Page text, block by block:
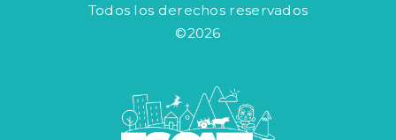
Todos los derechos reservados
©2026